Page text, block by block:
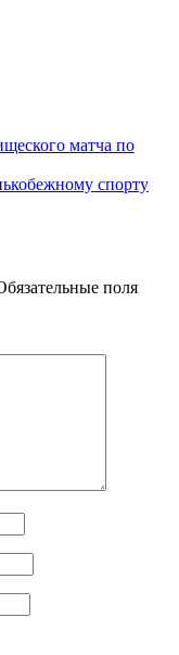
матча по
спорту
поля